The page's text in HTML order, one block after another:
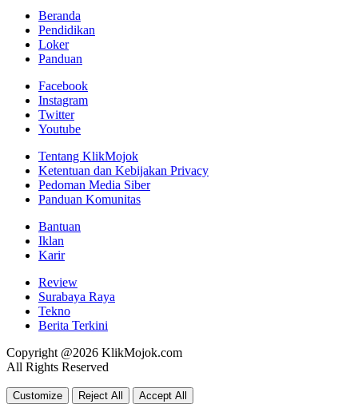
Beranda
Pendidikan
Loker
Panduan
Facebook
Instagram
Twitter
Youtube
Tentang KlikMojok
Ketentuan dan Kebijakan Privacy
Pedoman Media Siber
Panduan Komunitas
Bantuan
Iklan
Karir
Review
Surabaya Raya
Tekno
Berita Terkini
Copyright @2026 KlikMojok.com
All Rights Reserved
Customize Reject All Accept All